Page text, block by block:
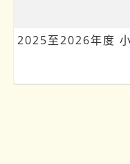
2025至2026年度